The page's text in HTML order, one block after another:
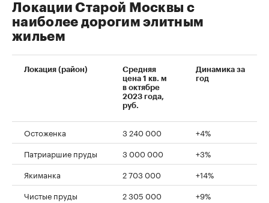
Локации Старой Москвы с
наиболее дорогим элитным
жильем
Локация (район)
Средняя
цена 1 кв. м
в октябре
2023 года,
руб.
Динамика за
год
Остоженка 3 240 000
+4%
Патриаршие пруды
3 000 000
+3%
Якиманка
2 703 000
+14%
Чистые пруды
2 305 000
+9%